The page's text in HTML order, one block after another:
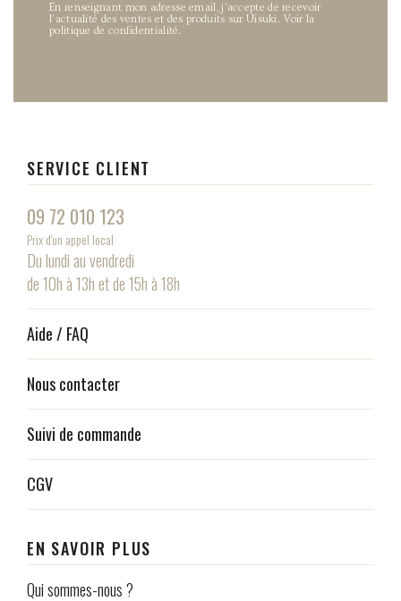
SERVICE CLIENT
09 72 010 123
Prix d'un appel local
Du lundi au vendredi
de 10h à 13h et de 15h à 18h
Aide / FAQ
Nous contacter
Suivi de commande
CGV
EN SAVOIR PLUS
Qui sommes-nous ?
En renseignant mon adresse email, j’accepte de recevoir
l’actualité des ventes et des produits sur Uisuki. Voir la
politique de confidentialité.